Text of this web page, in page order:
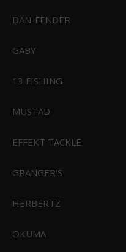
349,00 DKK
DAN-FENDER
GABY
13 FISHING
MUSTAD
EFFEKT TACKLE
GRANGER'S
HERBERTZ
OKUMA